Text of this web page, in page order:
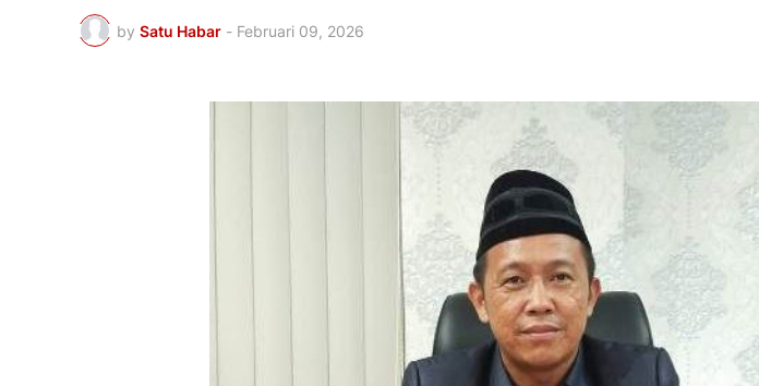
by Satu Habar - Februari 09, 2026